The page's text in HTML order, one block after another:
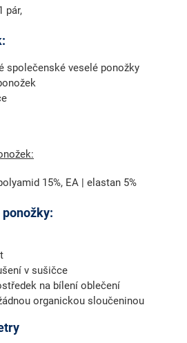
pár,
společenské veselé ponožky
15%, EA | elastan 5%
v sušičce
na bílení oblečení
organickou sloučeninou